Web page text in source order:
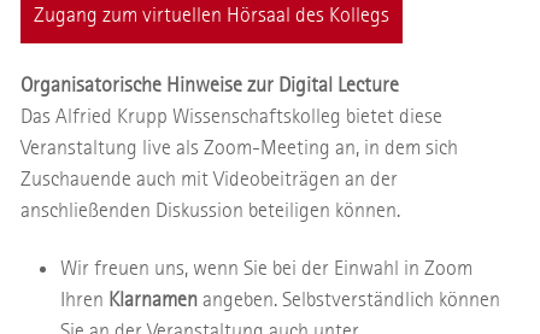
Zugang zum virtuellen Hörsaal des Kollegs
Organisatorische Hinweise zur Digital Lecture
Das Alfried Krupp Wissenschaftskolleg bietet diese
Veranstaltung live als Zoom-Meeting an, in dem sich
Zuschauende auch mit Videobeiträgen an der
anschließenden Diskussion beteiligen können.
Wir freuen uns, wenn Sie bei der Einwahl in Zoom
Ihren Klarnamenangeben. Selbstverständlich können